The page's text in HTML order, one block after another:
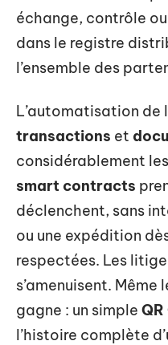
échange, contrôle
dans le registre
l’ensemble des
L’automatisation de
transactions et
considérablement
smart contracts
déclenchent, sans
ou une expédition
respectées. Les
s’amenuisent.
gagne : un simple
l’histoire complète